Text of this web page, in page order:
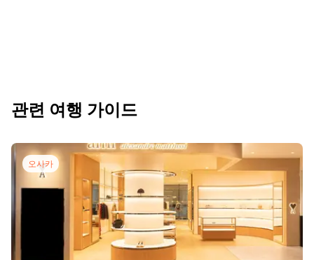
관련 여행 가이드
오사카